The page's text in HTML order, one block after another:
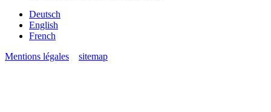
Deutsch
English
French
Mentions légales
sitemap